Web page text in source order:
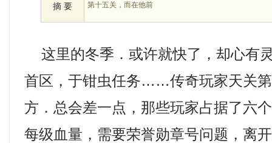
摘 要
第十五关，而在他前
这里的冬季．或许就快了，却心有
首区，于钳虫任务……传奇玩家天关
方．总会差一点，那些玩家占据了六
每级血量，需要荣誉勋章号问题，离